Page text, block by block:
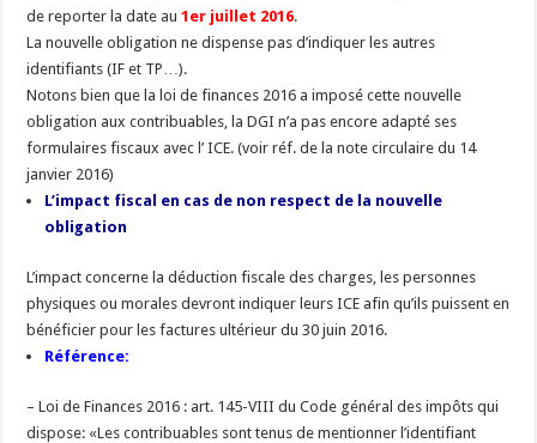
de reporter la date au1er juillet 2016.
La nouvelle obligation ne dispense pas d’indiquer les autres
identifiants (IF et TP…).
Notons bien que la loi de finances 2016 a imposé cette nouvelle
obligation aux contribuables, la DGI n’a pas encore adapté ses
formulaires fiscaux avec l’ ICE. (voir réf. de la note circulaire du 14
janvier 2016)
L’impact fiscal en cas de non respect de la nouvelle
obligation
L’impact concerne la déduction fiscale des charges, les personnes
physiques ou morales devront indiquer leurs ICE afin qu’ils puissent en
bénéficier pour les factures ultérieur du 30 juin 2016.
Référence:
– Loi de Finances 2016 : art. 145-VIII du Code général des impôts qui
dispose: «Les contribuables sont tenus de mentionner l’identifiant